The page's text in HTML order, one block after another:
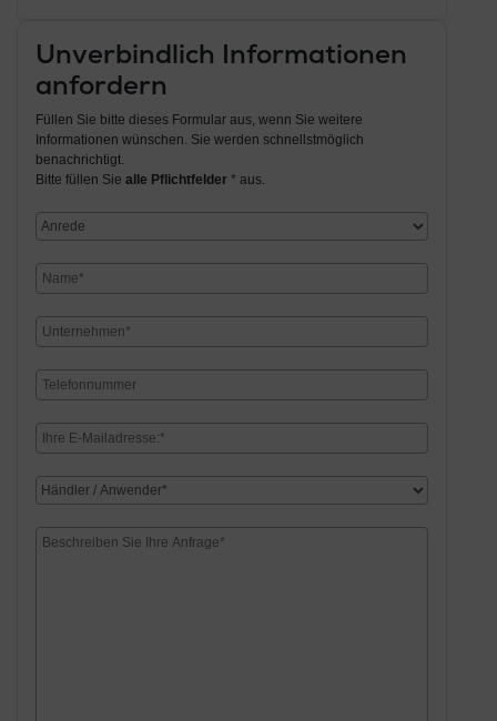
Unverbindlich Informationen
anfordern
Füllen Sie bitte dieses Formular aus, wenn Sie weitere
Informationen wünschen. Sie werden schnellstmöglich
benachrichtigt.
Bitte füllen Sie alle Pflichtfelder * aus.